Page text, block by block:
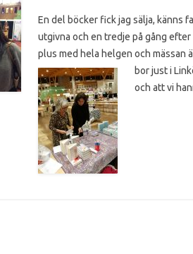
En del böcker fick jag sälja, känns
utgivna och en tredje på gång
plus med hela helgen och mässan
bor just i
och att vi